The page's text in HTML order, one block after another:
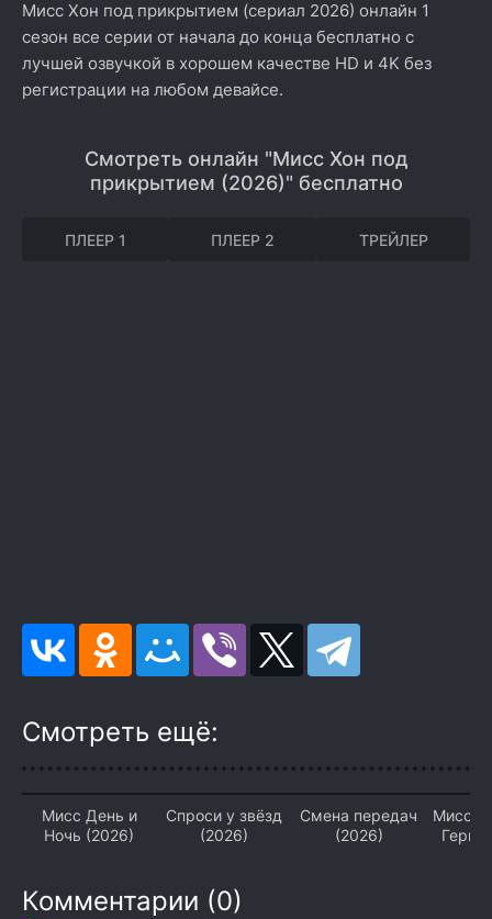
Мисс Хон под прикрытием (сериал 2026) онлайн 1
сезон все серии от начала до конца бесплатно с
лучшей озвучкой в хорошем качестве HD и 4K без
регистрации на любом девайсе.
Смотреть онлайн "Мисс Хон под
прикрытием (2026)" бесплатно
ПЛЕЕР 1 ПЛЕЕР 2 ТРЕЙЛЕР
Смотреть ещё:
Мисс День и
Ночь (2026)
Спроси у звёзд
(2026)
Смена передач
(2026)
Мисс
Комментарии (0)